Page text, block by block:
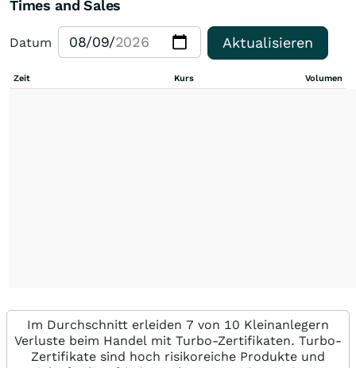
Times and Sales
Datum Aktualisieren
Zeit Kurs Volumen
Im Durchschnitt erleiden 7 von 10 Kleinanlegern
Verluste beim Handel mit Turbo-Zertifikaten. Turbo-
Zertifikate sind hoch risikoreiche Produkte und